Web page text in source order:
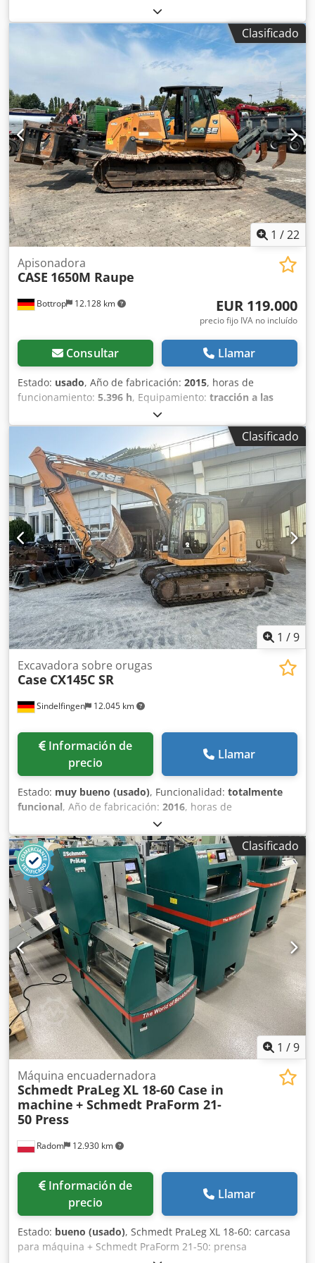
, CASE IH 1660 flujo axial Marca:
Case IH Modelo: 1660 Csdpjvr Dxpsfx Ab Nerf Año: 1987
Horas de funcionamiento: 3.300 h Ancho de sección: 5,00
m Varios tipos de equipos: picador de paja, esparcidor de
Clasificado
1 /22
Bottrop 12.128 km
Apisonadora
CASE 1650M Raupe
EUR 119.000
precio fijo IVA no incluído
Consultar Llamar
Estado: usado, Año de fabricación: 2015, horas de
funcionamiento: 5.396 h, Equipamiento: tracción a las
, CATERPILLAR Modelo: 1650M Peso en vacío:
19 200 kg Potencia: 122 kW Horas de trabajo: 5396
Equipamiento: - Asiento calefactado - Aire acondicionado -
Radio - Rastrillo trasero con 3 dientes - Dispositivos y
rejillas de protección de la cabina en la parte delantera -
Pala niveladora (plegable hidráulicamente) Con gusto le
brindamos asistencia también en el área de
financiación/arrendamiento a través de nuestros socios.
Crsdszhyrmopfx Ab Njf Todos los datos sin garantía. Salvo
error y omisión.
Clasificado
1 /9
Sindelfingen 12.045 km
Excavadora sobre orugas
Case CX145C SR
Información de
precio
Llamar
Estado: muy bueno (usado), Funcionalidad: totalmente
funcional, Año de fabricación: 2016, horas de
, * 11.500 horas de trabajo
Crjdpfoy Rm H Esx Ab Nef * Peso operativo: 15.700 kg *
Potencia del motor: 77 kW * Zapatas Roadliner * Acoplador
rápido hidráulico * Aire acondicionado
Clasificado
1 /9
Radom 12.930 km
Máquina encuadernadora
Schmedt PraLeg XL 18-60 Case in
machine + Schmedt PraForm 21-
50 Press
Información de
precio
Llamar
Estado: bueno (usado), Schmedt PraLeg XL 18-60: carcasa
para máquina + Schmedt PraForm 21-50: prensa